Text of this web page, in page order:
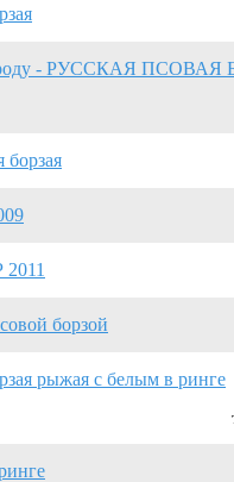
- РУССКАЯ ПСОВАЯ
борзая
борзой
рыжая с белым в ринге